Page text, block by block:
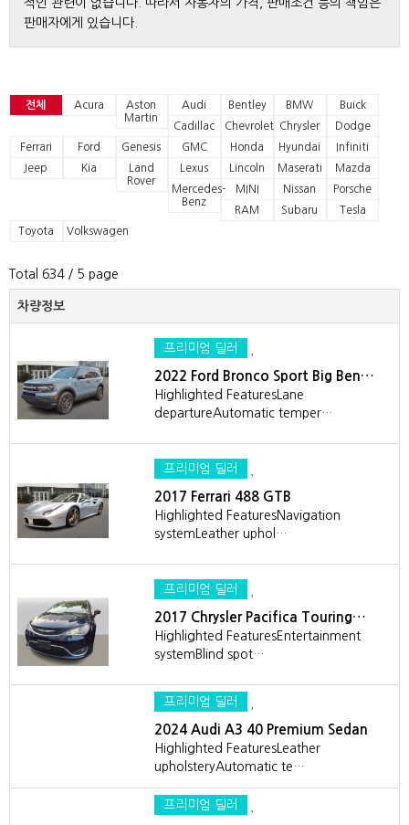
적인 관련이 없습니다. 따라서 자동차의 가격, 판매조건 등의 책임은
판매자에게 있습니다.
전체 Acura
Aston
Martin
Audi Bentley BMW
Buick
Cadillac
Chevrolet Chrysler
Dodge
Ferrari
Ford Genesis GMC Honda Hyundai
Infiniti
Jeep
Kia
Land
Rover
Lexus Lincoln Maserati
Mazda
Mercedes-
Benz
MINI Nissan
Porsche
RAM
Subaru
Tesla
Toyota
Volkswagen
Total 634/ 5 page
차량정보
프리미엄 딜러
2022 Ford Bronco Sport Big Ben…
Highlighted FeaturesLane
departureAutomatic temper…
프리미엄 딜러
2017 Ferrari 488 GTB
Highlighted FeaturesNavigation
systemLeather uphol…
프리미엄 딜러
2017 Chrysler Pacifica Touring…
Highlighted FeaturesEntertainment
systemBlind spot…
프리미엄 딜러
2024 Audi A3 40 Premium Sedan
Highlighted FeaturesLeather
upholsteryAutomatic te…
프리미엄 딜러